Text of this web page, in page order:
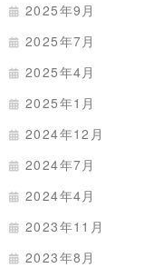
2025年9月
2025年7月
2025年4月
2025年1月
2024年12月
2024年7月
2024年4月
2023年11月
2023年8月